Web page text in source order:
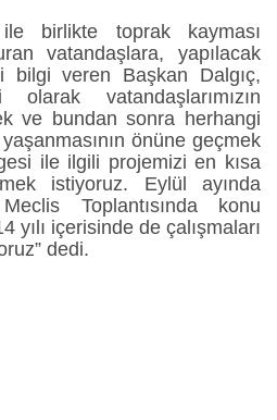
birlikte toprak kayması
vatandaşlara, yapılacak
bilgi veren Başkan Dalgıç,
olarak vatandaşlarımızın
ve bundan sonra herhangi
önüne geçmek
ile ilgili projemizi en kısa
istiyoruz. Eylül ayında
Toplantısında konu
yılı içerisinde de çalışmaları
dedi.